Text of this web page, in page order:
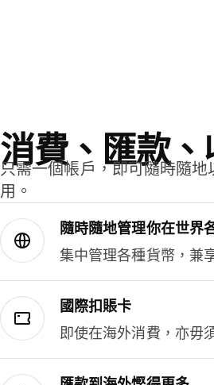
消費、匯款
只需一個帳戶，即可隨時隨
用。
隨時隨地管理你在世界
集中管理各種貨幣，兼
國際扣賬卡
即使在海外消費，亦毋